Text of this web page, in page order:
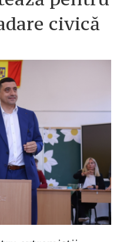
civică